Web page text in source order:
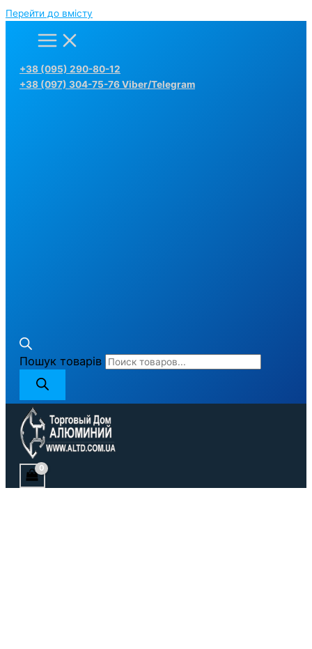
Перейти до вмісту
+38 (095) 290-80-12
+38 (097) 304-75-76 Viber/Telegram
Пошук товарів